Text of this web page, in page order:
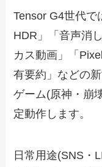
Tensor G4世代で
HDR」「音声消
カス動画」「
有要約」などの
ゲーム(原神・崩
定動作します。
日常用途(SNS・